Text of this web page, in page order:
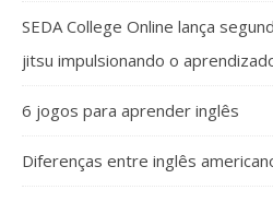
SEDA College Online lança
jitsu impulsionando o
6 jogos para aprender inglês
Diferenças entre inglês